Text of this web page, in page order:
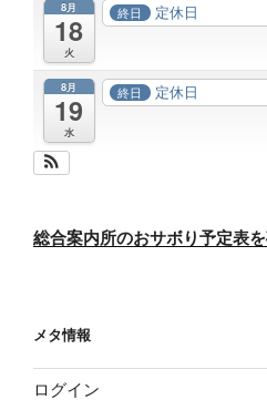
8月
18
火
終日 定休日
8月
19
水
終日 定休日
総合案内所のおサボり予定表
メタ情報
ログイン